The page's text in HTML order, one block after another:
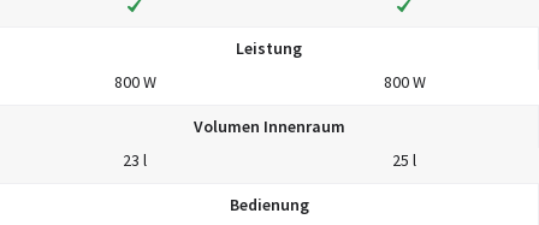
Leistung
800 W
800 W
Volumen Innenraum
23 l
25 l
Bedienung